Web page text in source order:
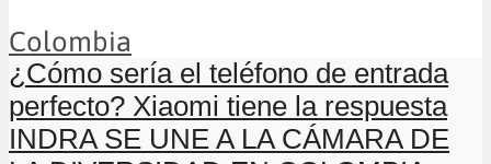
Colombia
¿Cómo sería el teléfono de entrada
perfecto? Xiaomi tiene la respuesta
INDRA SE UNE A LA CÁMARA DE